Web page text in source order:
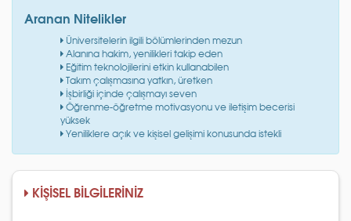
Aranan Nitelikler
Üniversitelerin ilgili bölümlerinden mezun
Alanına hakim, yenilikleri takip eden
Eğitim teknolojilerini etkin kullanabilen
Takım çalışmasına yatkın, üretken
İşbirliği içinde çalışmayı seven
Öğrenme-öğretme motivasyonu ve iletişim becerisi
yüksek
Yeniliklere açık ve kişisel gelişimi konusunda istekli
KİŞİSEL BİLGİLERİNİZ